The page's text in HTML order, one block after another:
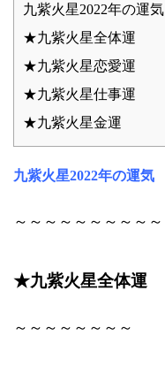
九紫火星2022年の運気
★九紫火星全体運
★九紫火星恋愛運
★九紫火星仕事運
★九紫火星金運
九紫火星2022年の運気
～～～～～～～～～～
★九紫火星全体運
～～～～～～～～